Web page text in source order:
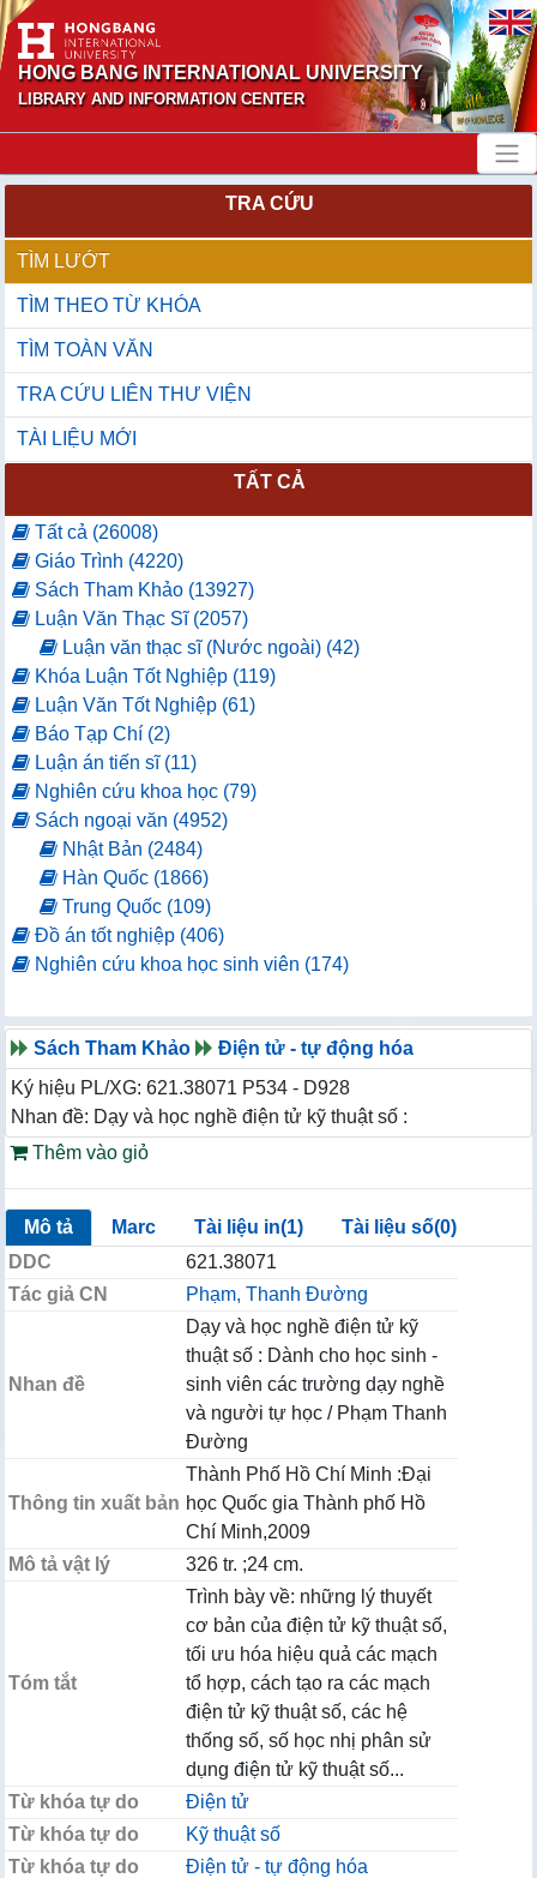
HONG BANG INTERNATIONAL UNIVERSITY
LIBRARY AND INFORMATION CENTER
TRA CỨU
TÌM LƯỚT
TÌM THEO TỪ KHÓA
TÌM TOÀN VĂN
TRA CỨU LIÊN THƯ VIỆN
TÀI LIỆU MỚI
TẤT CẢ
Tất cả (26008)
Giáo Trình (4220)
Sách Tham Khảo (13927)
Luận Văn Thạc Sĩ (2057)
Luận văn thạc sĩ (Nước ngoài) (42)
Khóa Luận Tốt Nghiệp (119)
Luận Văn Tốt Nghiệp (61)
Báo Tạp Chí (2)
Luận án tiến sĩ (11)
Nghiên cứu khoa học (79)
Sách ngoại văn (4952)
Nhật Bản (2484)
Hàn Quốc (1866)
Trung Quốc (109)
Đồ án tốt nghiệp (406)
Nghiên cứu khoa học sinh viên (174)
Sách Tham Khảo
Điện tử - tự động hóa
Ký hiệu PL/XG: 621.38071 P534 - D928
Nhan đề: Dạy và học nghề điện tử kỹ thuật số :
Thêm vào giỏ
Mô tả Marc Tài liệu in(1)
Tài liệu số(0)
DDC
621.38071
Tác giả CN
Phạm, Thanh Đường
Nhan đề
Dạy và học nghề điện tử kỹ
thuật số : Dành cho học sinh -
sinh viên các trường dạy nghề
và người tự học / Phạm Thanh
Đường
Thông tin xuất bản
Thành Phố Hồ Chí Minh :Đại
học Quốc gia Thành phố Hồ
Chí Minh,2009
Mô tả vật lý
326 tr. ;24 cm.
Tóm tắt
Trình bày về: những lý thuyết
cơ bản của điện tử kỹ thuật số,
tối ưu hóa hiệu quả các mạch
tổ hợp, cách tạo ra các mạch
điện tử kỹ thuật số, các hệ
thống số, số học nhị phân sử
dụng điện tử kỹ thuật số...
Từ khóa tự do
Điện tử
Từ khóa tự do
Kỹ thuật số
Từ khóa tự do
Điện tử - tự động hóa